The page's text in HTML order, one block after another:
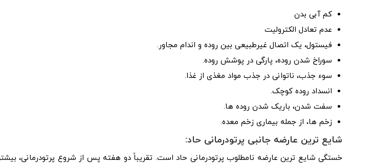
کم آبی بدن
عدم تعادل الکترولیت
فیستول، یک اتصال غیرطبیعی بین روده و اندام مجاور.
سوراخ شدن روده، پارگی در پوشش روده.
سوء جذب، ناتوانی در جذب مواد مغذی از غذا.
انسداد روده کوچک.
سفت شدن، باریک شدن روده ها.
زخم ها، از جمله بیماری زخم معده.
شایع ترین عارضه جانبی پرتودرمانی حاد:
خستگی شایع ترین عارضه نامطلوب پرتودرمانی حاد است. تقریباً دو هفته پس از شروع پرتودرمانی،